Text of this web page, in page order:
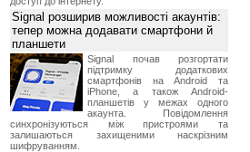
Signal розширив можливості акаунтів:
тепер можна додавати смартфони й
планшети
Signal почав розгортати
підтримку додаткових
смартфонів на Android та
iPhone, а також Android-
планшетів у межах одного
акаунта. Повідомлення
синхронізуються між пристроями та
залишаються захищеними наскрізним
шифруванням.